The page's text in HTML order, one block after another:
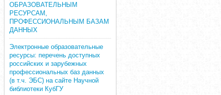
ОБРАЗОВАТЕЛЬНЫМ
РЕСУРСАМ,
ПРОФЕССИОНАЛЬНЫМ БАЗАМ
ДАННЫХ
Электронные образовательные
ресурсы: перечень доступных
российских и зарубежных
профессиональных баз данных
(в т.ч. ЭБС) на сайте Научной
библиотеки КубГУ